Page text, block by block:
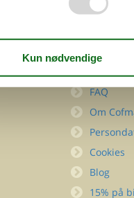
Kontakt
FAQ
Om
Cookies
Blog
15% på